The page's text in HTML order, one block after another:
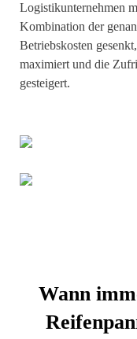
Logistikunternehmen
Kombination der
Betriebskosten
maximiert und die
gesteigert.
Wann